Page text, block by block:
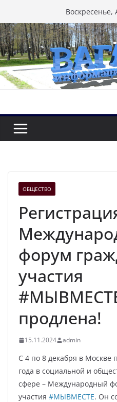
к
содержимому
Воскресенье,
ОБЩЕСТВО
форум
участия
продлена!
15.11.2024 admin
С 4 по 8 декабря в Москве
года в социальной и
сфере – Международный
участия #МЫВМЕСТЕ. Он